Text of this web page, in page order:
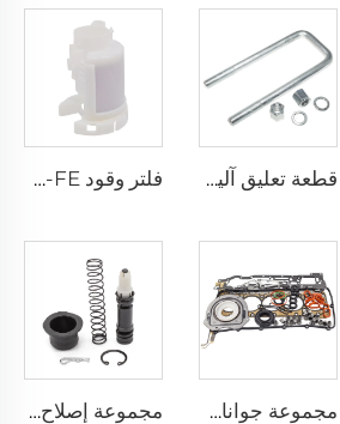
قطعة تعليق آلية 90117-T0002 نابض لوح خلفي 2L 2L-T 3L 5L 1KD-FTV 2KD-FTV مسمار U لسيارة تويوتا هيلوكس VI بييك أب فلتر وقود 1G-FE 1MZ-FE للجملة لمحرك السيارة 23300-21010 لسيارات لكزس تويوتا بريوس كراون رويال كامري صالون 2.4
مجموعة جوانات المحرك الكاملة AB39-6079-AB، مجموعة جوانات الإصلاح الشاملة لسيارة Ford RANGER / Mazda BT-50 3.2L مجموعة إصلاح أسطوانة رئيسية عالية الأداء 04311-12060 لنظام نقل الحركة التلقائي TOYOTA